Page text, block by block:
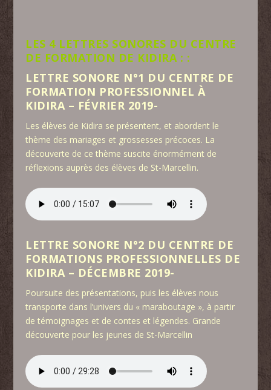
LES 4 LETTRES SONORES DU CENTRE
DE FORMATION DE KIDIRA : :
LETTRE SONORE N°1 DU CENTRE DE
FORMATION PROFESSIONNEL À
KIDIRA – FÉVRIER 2019-
Les élèves de Kidira se présentent, et abordent le
thème des mariages et grossesses précoces. La
découverte de ce thème suscite énormément de
réflexions auprès des élèves de St-Marcellin.
LETTRE SONORE N°2 DU CENTRE DE
FORMATIONS PROFESSIONNELLES DE
KIDIRA – DÉCEMBRE 2019-
Poursuite des présentations, puis les élèves nous
transporte dans l’univers du « maraboutage », à partir
de témoignages et de contes et légendes. Grande
découverte pour les jeunes de St-Marcellin